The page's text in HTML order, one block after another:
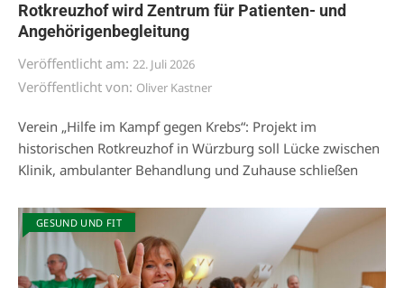
Rotkreuzhof wird Zentrum für Patienten- und
Angehörigenbegleitung
Veröffentlicht am: 22. Juli 2026
Veröffentlicht von: Oliver Kastner
Verein „Hilfe im Kampf gegen Krebs“: Projekt im
historischen Rotkreuzhof in Würzburg soll Lücke zwischen
Klinik, ambulanter Behandlung und Zuhause schließen
GESUND UND FIT